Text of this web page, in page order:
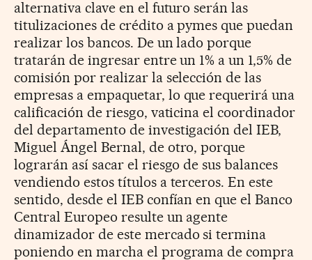
alternativa clave en el futuro serán las
titulizaciones de crédito a pymes que puedan
realizar los bancos. De un lado porque
tratarán de ingresar entre un 1% a un 1,5% de
comisión por realizar la selección de las
empresas a empaquetar, lo que requerirá una
calificación de riesgo, vaticina el coordinador
del departamento de investigación del IEB,
Miguel Ángel Bernal, de otro, porque
lograrán así sacar el riesgo de sus balances
vendiendo estos títulos a terceros. En este
sentido, desde el IEB confían en que el Banco
Central Europeo resulte un agente
dinamizador de este mercado si termina
poniendo en marcha el programa de compra